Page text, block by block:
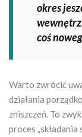
okres
coś
Warto zwrócić
działania
zniszczeń. To
proces